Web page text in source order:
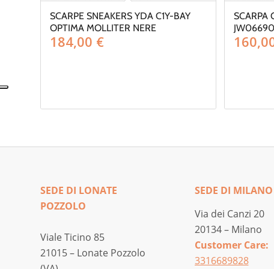
SCARPE SNEAKERS YDA C1Y-BAY
OPTIMA MOLLITER NERE
184,00 €
SCARPA
SEDE DI LONATE
POZZOLO
Viale Ticino 85
21015 – Lonate Pozzolo
SEDE DI MILANO
Via dei Canzi 20
20134 – Milano
Customer Care:
3316689828